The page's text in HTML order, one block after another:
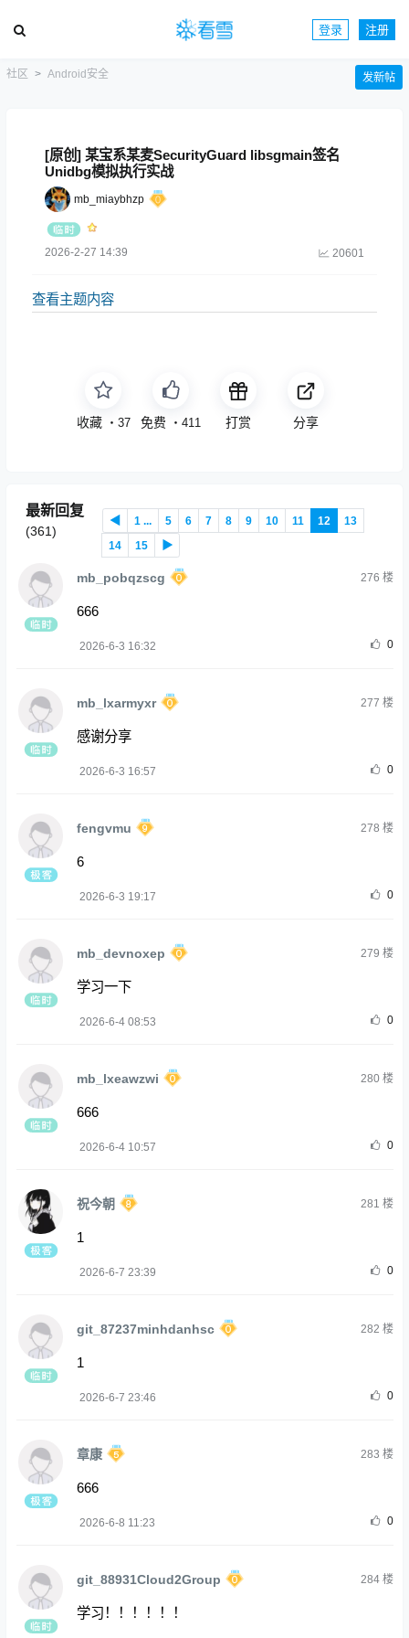
登录 注册
社区 Android安全 发新帖
[原创] 某宝系某麦SecurityGuard libsgmain签名
Unidbg模拟执行实战
mb_miaybhzp
2026-2-27 14:39 20601
查看主题内容
收藏 ・ 37 免费 ・ 411 打赏 分享
最新回复
(361)
◀ 1 ... 5 6 7 8 9 10 11 12
13
14
15 ▶
mb_pobqzscg 276 楼
666
2026-6-3 16:32 0
mb_lxarmyxr 277 楼
感谢分享
2026-6-3 16:57 0
fengvmu 278 楼
6
2026-6-3 19:17 0
mb_devnoxep 279 楼
学习一下
2026-6-4 08:53 0
mb_lxeawzwi 280楼
666
2026-6-4 10:57 0
祝今朝 281 楼
1
2026-6-7 23:39 0
git_87237minhdanhsc 282 楼
1
2026-6-7 23:46 0
章康 283 楼
666
2026-6-8 11:23 0
git_88931Cloud2Group 284楼
学习！！！！！！